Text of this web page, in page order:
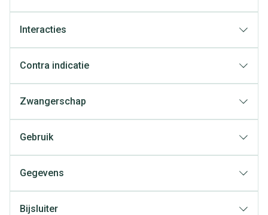
Interacties
Contra indicatie
Zwangerschap
Gebruik
Gegevens
Bijsluiter